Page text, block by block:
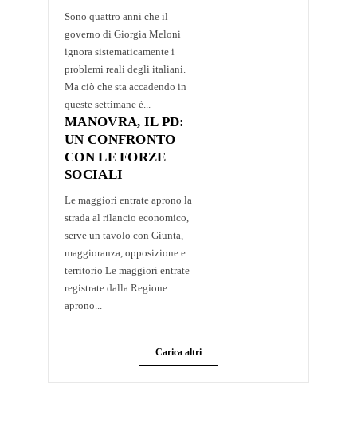
Sono quattro anni che il
governo di Giorgia Meloni
ignora sistematicamente i
problemi reali degli italiani.
Ma ciò che sta accadendo in
queste settimane è...
MANOVRA, IL PD:
UN CONFRONTO
CON LE FORZE
SOCIALI
Le maggiori entrate aprono la
strada al rilancio economico,
serve un tavolo con Giunta,
maggioranza, opposizione e
territorio Le maggiori entrate
registrate dalla Regione
aprono...
Carica altri